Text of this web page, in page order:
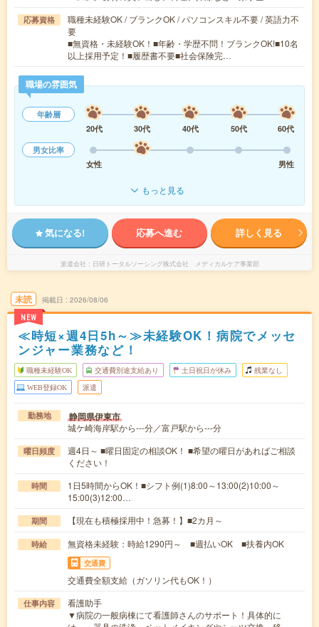
応募資格
職種未経験OK / ブランクOK / パソコンスキル不要 / 英語力不
要
■無資格・未経験OK！■年齢・学歴不問！ブランクOK!■10名
以上採用予定！■履歴書不要■社会保険完…
職場の雰囲気
年齢層
20代
30代 40代 50代
60代
男女比率
女性
男性
もっと見る
気になる! 応募へ進む 詳しく見る
派遣会社 日研トータルソーシング株式会社 メディカルケア事業部
未読
NEW
掲載日 2026/08/06
≪時短×週4日5h～≫未経験OK！病院でメッセ
ンジャー業務など！
職種未経験OK 交通費別途支給あり 土日祝日が休み 残業なし
WEB登録OK 派遣
勤務地 静岡県伊東市
城ケ崎海岸駅から---分／富戸駅から---分
曜日頻度
週4日～ ■曜日固定の相談OK！ ■希望の曜日があればご相談
ください！
時間
1日5時間からOK！■シフト例(1)8:00～13:00(2)10:00～
15:00(3)12:00…
期間 【現在も積極採用中！急募！】■2カ月～
時給 無資格未経験：時給1290円～ ■週払いOK ■扶養内OK
交通費
交通費全額支給（ガソリン代もOK！）
仕事内容
看護助手
▼病院の一般病棟にて看護師さんのサポート！具体的に